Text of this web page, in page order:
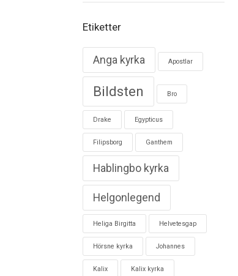
Etiketter
Anga kyrka Apostlar
Bildsten Bro
Drake Egypticus
Filipsborg Ganthem
Hablingbo kyrka
Helgonlegend
Heliga Birgitta Helvetesgap
Hörsne kyrka Johannes
Kalix Kalix kyrka